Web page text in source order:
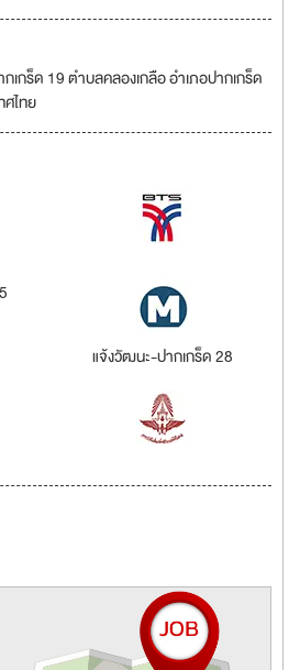
กร็ด 19 ตำบลคลองเกลือ อำเภอปากเกร็ด
ไทย
แจ้งวัฒนะ-ปากเกร็ด 28